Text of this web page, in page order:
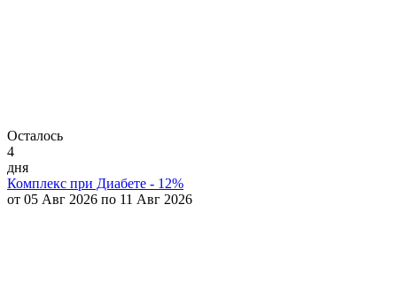
Осталось
4
дня
Комплекс при Диабете - 12%
от 05 Авг 2026 по 11 Авг 2026